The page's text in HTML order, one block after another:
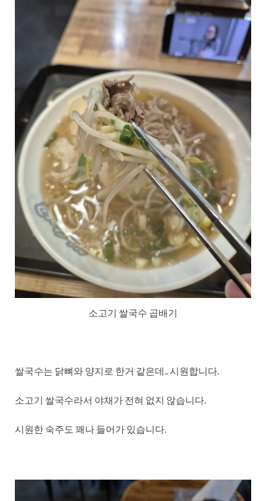
소고기 쌀국수 곱배기
쌀국수는 닭뼈와 양지로 한거 같은데.. 시원합니다.
소고기 쌀국수라서 야채가 전혀 없지 않습니다.
시원한 숙주도 꽤나 들어가 있습니다.